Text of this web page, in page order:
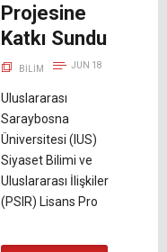
Projesine
Katkı Sundu
BILIM JUN 18
Uluslararası
Saraybosna
Üniversitesi (IUS)
Siyaset Bilimi ve
Uluslararası İlişkiler
(PSIR) Lisans Pro